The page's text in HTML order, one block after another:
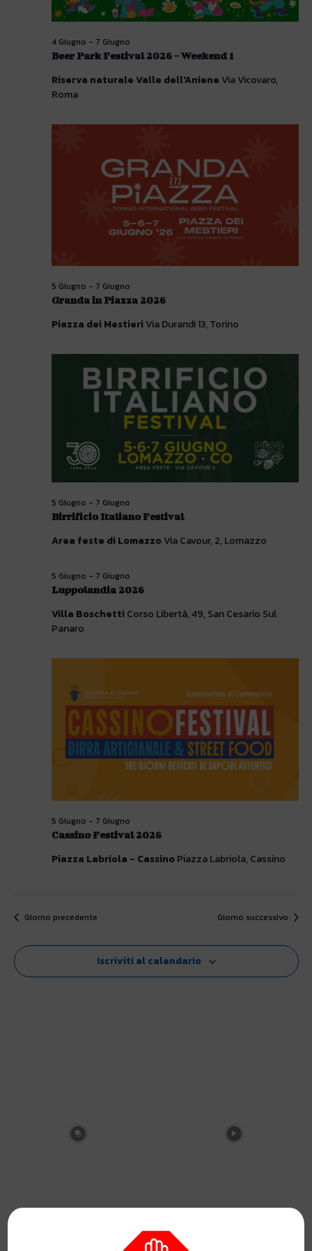
Beer Park Festival 2026 – Weekend 1
4 Giugno - 7 Giugno
Riserva naturale Valle dell'Aniene Via Vicovaro,
Roma
Granda in Piazza 2026
5 Giugno - 7 Giugno
Piazza dei Mestieri Via Durandi 13, Torino
Birrificio Italiano Festival
5 Giugno - 7 Giugno
Area feste di Lomazzo Via Cavour, 2, Lomazzo
Luppolandia 2026
5 Giugno - 7 Giugno
Villa Boschetti Corso Libertà, 49, San Cesario Sul
Panaro
Cassino Festival 2026
5 Giugno - 7 Giugno
Piazza Labriola - Cassino Piazza Labriola, Cassino
Giorno precedente Giorno successivo
Iscriviti al calendario